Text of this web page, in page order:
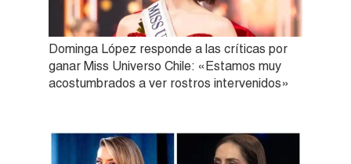
Dominga López responde a las críticas por
ganar Miss Universo Chile: «Estamos muy
acostumbrados a ver rostros intervenidos»